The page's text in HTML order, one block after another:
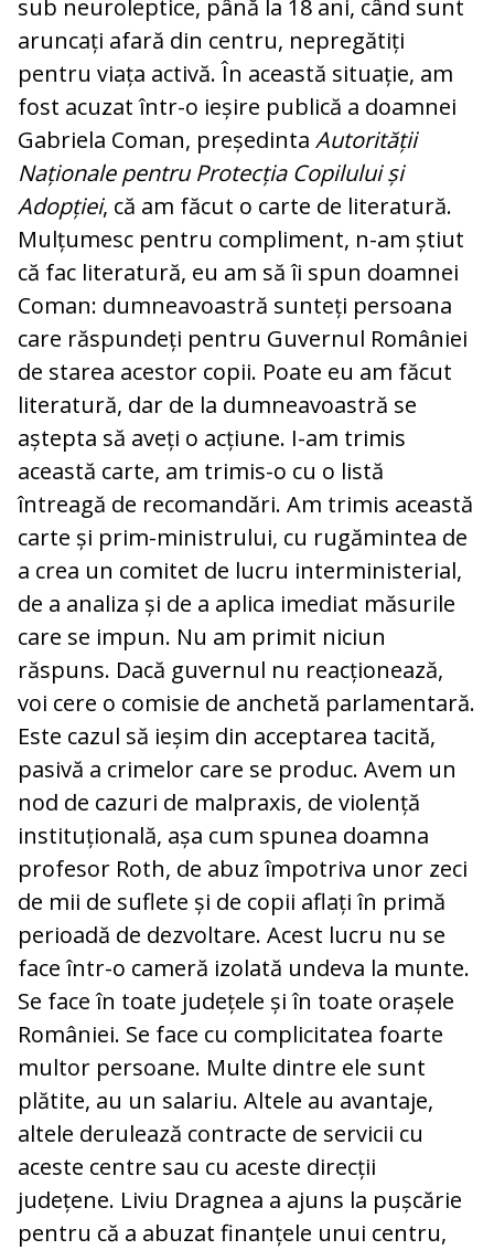
sub neuroleptice, până la 18 ani, când sunt
aruncați afară din centru, nepregătiți
pentru viața activă. În această situație, am
fost acuzat într-o ieșire publică a doamnei
Gabriela Coman, președinta Autorității
Naționale pentru Protecția Copilului și
Adopției, că am făcut o carte de literatură.
Mulțumesc pentru compliment, n-am știut
că fac literatură, eu am să îi spun doamnei
Coman: dumneavoastră sunteți persoana
care răspundeți pentru Guvernul României
de starea acestor copii. Poate eu am făcut
literatură, dar de la dumneavoastră se
aștepta să aveți o acțiune. I-am trimis
această carte, am trimis-o cu o listă
întreagă de recomandări. Am trimis această
carte și prim-ministrului, cu rugămintea de
a crea un comitet de lucru interministerial,
de a analiza și de a aplica imediat măsurile
care se impun. Nu am primit niciun
răspuns. Dacă guvernul nu reacționează,
voi cere o comisie de anchetă parlamentară.
Este cazul să ieșim din acceptarea tacită,
pasivă a crimelor care se produc. Avem un
nod de cazuri de malpraxis, de violență
instituțională, așa cum spunea doamna
profesor Roth, de abuz împotriva unor zeci
de mii de suflete și de copii aflați în primă
perioadă de dezvoltare. Acest lucru nu se
face într-o cameră izolată undeva la munte.
Se face în toate județele și în toate orașele
României. Se face cu complicitatea foarte
multor persoane. Multe dintre ele sunt
plătite, au un salariu. Altele au avantaje,
altele derulează contracte de servicii cu
aceste centre sau cu aceste direcții
județene. Liviu Dragnea a ajuns la pușcărie
pentru că a abuzat finanțele unui centru,